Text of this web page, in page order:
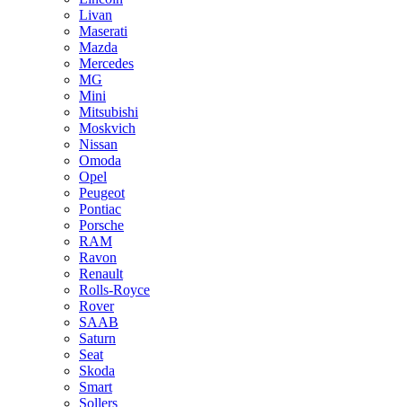
Livan
Maserati
Mazda
Mercedes
MG
Mini
Mitsubishi
Moskvich
Nissan
Omoda
Opel
Peugeot
Pontiac
Porsche
RAM
Ravon
Renault
Rolls-Royce
Rover
SAAB
Saturn
Seat
Skoda
Smart
Sollers